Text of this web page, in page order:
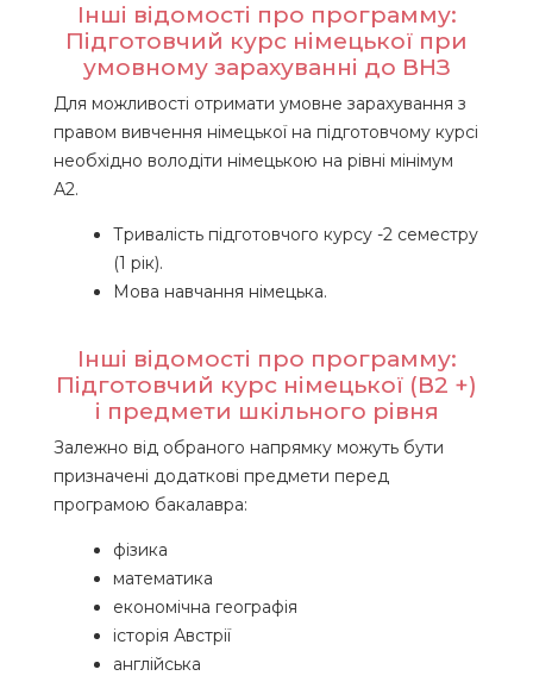
Інші відомості про программу:
Підготовчий курс німецької при
умовному зарахуванні до ВНЗ
Для можливості отримати умовне зарахування з
правом вивчення німецької на підготовчому курсі
необхідно володіти німецькою на рівні мінімум
А2.
Тривалість підготовчого курсу -2 семестру
(1 рік).
Мова навчання німецька.
Інші відомості про программу:
Підготовчий курс німецької (В2 +)
і предмети шкільного рівня
Залежно від обраного напрямку можуть бути
призначені додаткові предмети перед
програмою бакалавра:
фізика
математика
економічна географія
історія Австрії
англійська